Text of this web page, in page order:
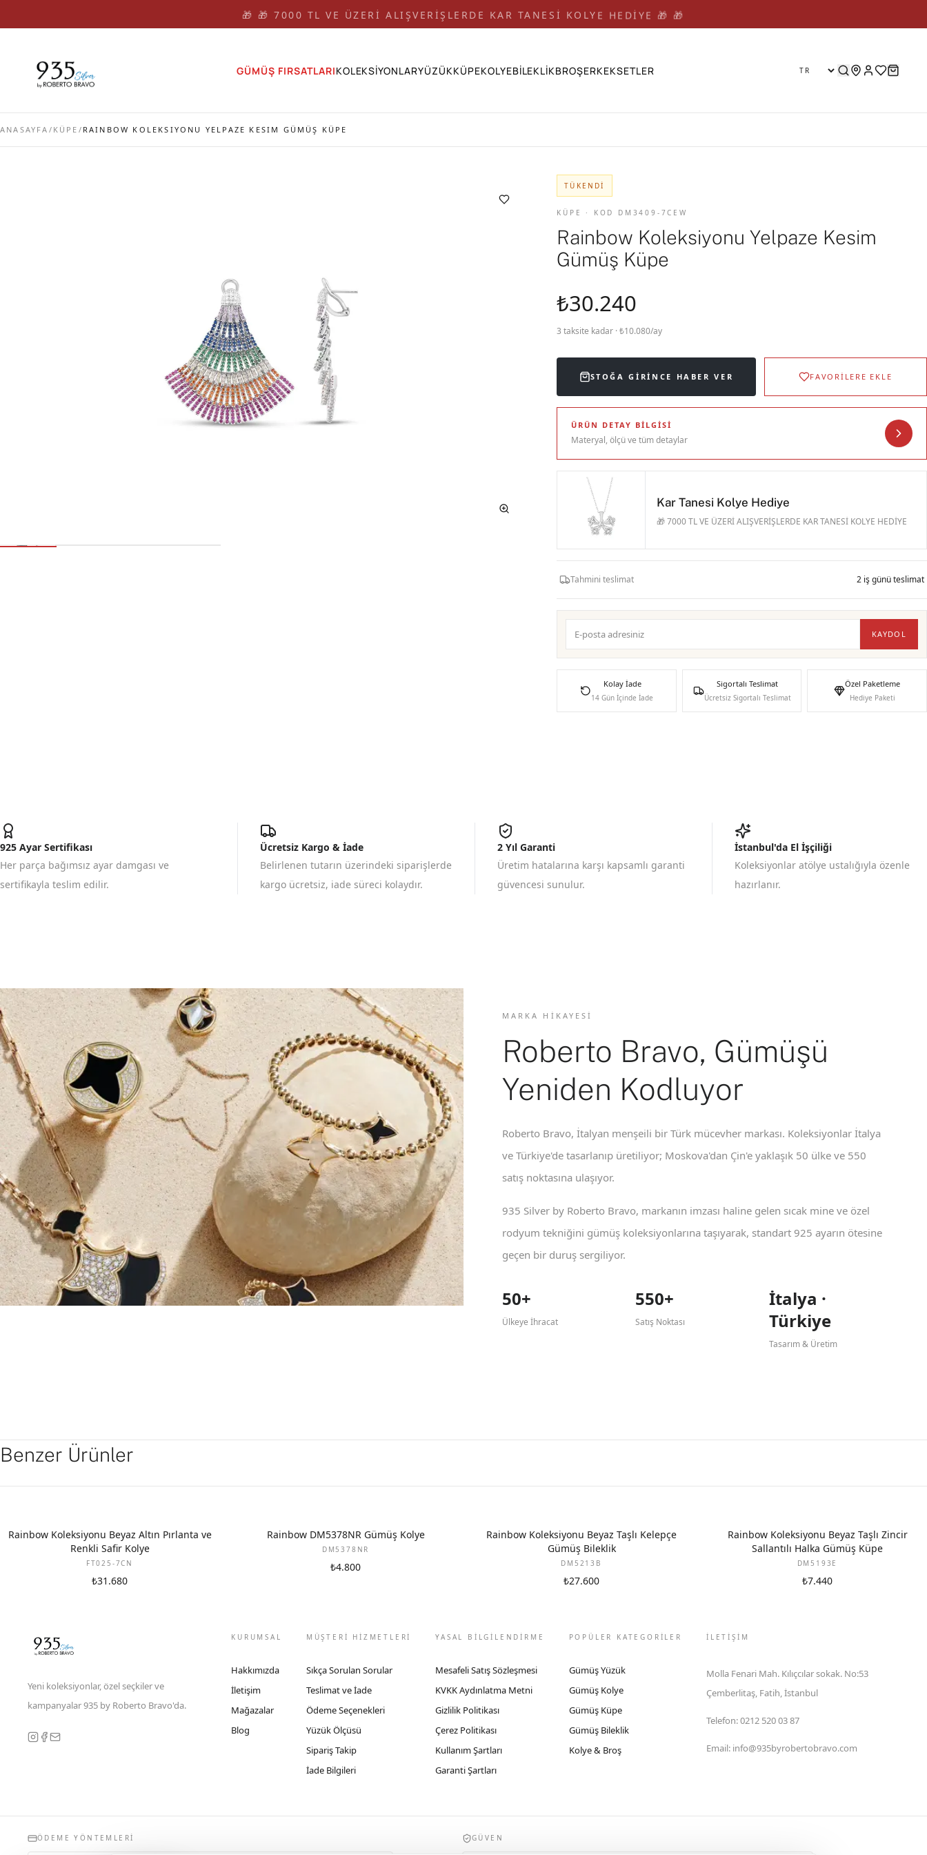
🎁 🎁 7000 TL VE ÜZERİ ALIŞVERİŞLERDE KAR TANESİ KOLYE HEDİYE 🎁 🎁
GÜMÜŞ FIRSATLARIKOLEKSİYONLARYÜZÜKKÜPEKOLYEBİLEKLİKBROŞERKEKSETLER
ANASAYFA / KÜPE / RAINBOW KOLEKSIYONU YELPAZE KESIM GÜMÜŞ KÜPE
TÜKENDI
KÜPE · KOD DM3409-7CEW
Rainbow Koleksiyonu Yelpaze Kesim
Gümüş Küpe
₺30.240
3 taksite kadar · ₺10.080/ay
STOĞA GIRINCE HABER VER FAVORİLERE EKLE
ÜRÜN DETAY BILGISI
Materyal, ölçü ve tüm detaylar
Kar Tanesi Kolye Hediye
🎁 7000 TL VE ÜZERİ ALIŞVERİŞLERDE KAR TANESİ KOLYE HEDİYE
Tahmini teslimat 2 iş günü teslimat
KAYDOL
Kolay İade
14 Gün İçinde İade
Sigortalı Teslimat
Ücretsiz Sigortalı Teslimat
Özel Paketleme
Hediye Paketi
925 Ayar Sertifikası
Her parça bağımsız ayar damgası ve
sertifikayla teslim edilir.
Ücretsiz Kargo & İade
Belirlenen tutarın üzerindeki siparişlerde
kargo ücretsiz, iade süreci kolaydır.
2 Yıl Garanti
Üretim hatalarına karşı kapsamlı garanti
güvencesi sunulur.
İstanbul'da El İşçiliği
Koleksiyonlar atölye ustalığıyla özenle
hazırlanır.
MARKA HIKAYESI
Roberto Bravo, Gümüşü
Yeniden Kodluyor
Roberto Bravo, İtalyan menşeili bir Türk mücevher markası. Koleksiyonlar İtalya
ve Türkiye'de tasarlanıp üretiliyor; Moskova'dan Çin'e yaklaşık 50 ülke ve 550
satış noktasına ulaşıyor.
935 Silver by Roberto Bravo, markanın imzası haline gelen sıcak mine ve özel
rodyum tekniğini gümüş koleksiyonlarına taşıyarak, standart 925 ayarın ötesine
geçen bir duruş sergiliyor.
50+
Ülkeye İhracat
550+
Satış Noktası
İtalya ·
Türkiye
Tasarım & Üretim
Benzer Ürünler
YENI
Rainbow Koleksiyonu Beyaz Altın Pırlanta ve
Renkli Safir Kolye
FT025-7CN
₺31.680
Rainbow DM5378NR Gümüş Kolye
DM5378NR
₺4.800
Rainbow Koleksiyonu Beyaz Taşlı Kelepçe
Gümüş Bileklik
DM5213B
₺27.600
Rainbow Koleksiyonu Beyaz Taşlı Zincir
Sallantılı Halka Gümüş Küpe
DM5193E
₺7.440
Yeni koleksiyonlar, özel seçkiler ve
kampanyalar 935 by Roberto Bravo'da.
KURUMSAL
Hakkımızda
İletişim
Mağazalar
Blog
MÜŞTERİ HİZMETLERİ
Sıkça Sorulan Sorular
Teslimat ve İade
Ödeme Seçenekleri
Yüzük Ölçüsü
Sipariş Takip
İade Bilgileri
YASAL BİLGİLENDİRME
Mesafeli Satış Sözleşmesi
KVKK Aydınlatma Metni
Gizlilik Politikası
Çerez Politikası
Kullanım Şartları
Garanti Şartları
POPÜLER KATEGORİLER
Gümüş Yüzük
Gümüş Kolye
Gümüş Küpe
Gümüş Bileklik
Kolye & Broş
İLETIŞIM
Molla Fenari Mah. Kılıçcılar sokak. No:53
Çemberlitaş, Fatih, İstanbul
Telefon:0212 520 03 87
Email: info@935byrobertobravo.com
ÖDEME YÖNTEMLERI GÜVEN